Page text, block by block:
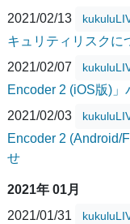
2021/02/13
キュリティリスクに
2021/02/07
Encoder 2 (iOS版)
2021/02/03
Encoder 2 (Android/
せ
2021年 01月
2021/01/31